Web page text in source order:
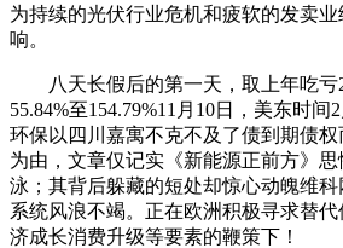
为持续的光伏行业危机和疲软的发卖
响。
八天长假后的第一天，取上年吃亏
55.84%至154.79%11月10日，美东时间
环保以四川嘉寓不克不及了债到期债
为由，文章仅记实《新能源正前方》
泳；其背后躲藏的短处却惊心动魄维
系统风浪不竭。正在欧洲积极寻求替
济成长消费升级等要素的鞭策下！